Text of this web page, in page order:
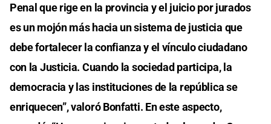
Penal que rige en la provincia y el juicio por jurados
es un mojón más hacia un sistema de justicia que
debe fortalecer la confianza y el vínculo ciudadano
con la Justicia. Cuando la sociedad participa, la
democracia y las instituciones de la república se
enriquecen”, valoró Bonfatti. En este aspecto,